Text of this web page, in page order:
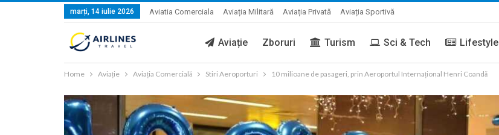
marți, 14 iulie 2026 Aviatia Comerciala Aviația Militară Aviația Privată Aviația Sportivă
Aviație Zboruri Turism Sci & Tech Lifestyle
Home Aviație Aviația Comercială Stiri Aeroporturi 10 milioane de pasageri, prin Aeroportul Internațional Henri Coandă